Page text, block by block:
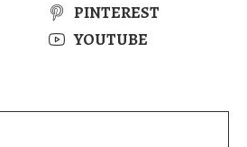
PINTEREST
YOUTUBE